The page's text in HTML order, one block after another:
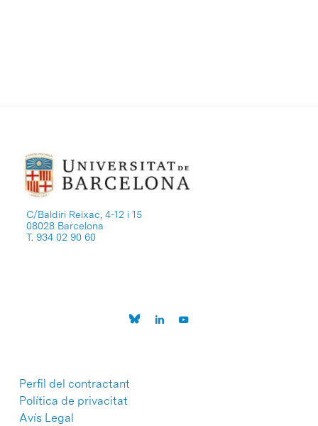
C/Baldiri Reixac, 4-12 i 15
08028 Barcelona
T. 934 02 90 60
Perfil del contractant
Política de privacitat
Avís Legal